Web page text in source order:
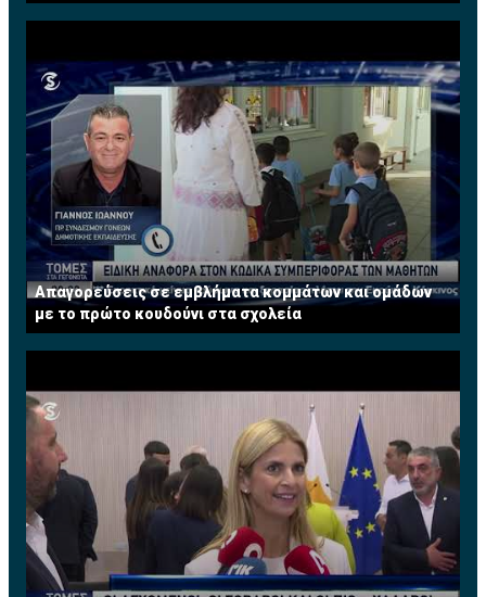
Απαγορεύσεις σε εμβλήματα κομμάτων και ομάδων
με το πρώτο κουδούνι στα σχολεία